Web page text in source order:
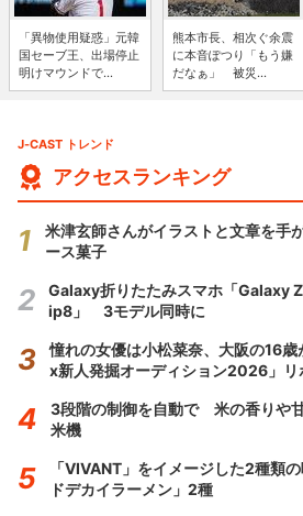
「異物使用疑惑」元韓
国セーブ王、出場停止
明けマウンドで...
熊本市長、相次ぐ余震
に本音ぽつり「もう嫌
だなぁ」 被災...
J-CAST トレンド
アクセスランキング
米津玄師さんがイラストと文章を手
ース菓子
Galaxy折りたたみスマホ「Galaxy
ip8」 3モデル同時に
憧れの女優は小松菜奈、大阪の16
x新人発掘オーディション2026」リ
3段階の制御を自動で 米の香りや
米機
「VIVANT」をイメージした2種類
ドデカイラーメン」2種